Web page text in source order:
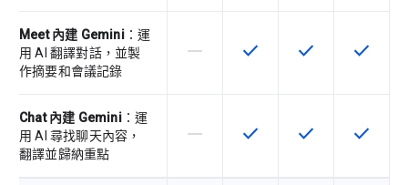
Meet 內建 Gemini：運
用 AI 翻譯對話，並製
作摘要和會議記錄
這個 SKU 不支援這項功能
horizontal_rule 這項功能適用於該 SKU
check 這項功能適用於
check 這項功
check
Chat 內建 Gemini：運
用 AI 尋找聊天內容，
翻譯並歸納重點
這個 SKU 不支援這項功能
horizontal_rule 這項功能適用於該 SKU
check 這項功能適用於
check 這項功
check